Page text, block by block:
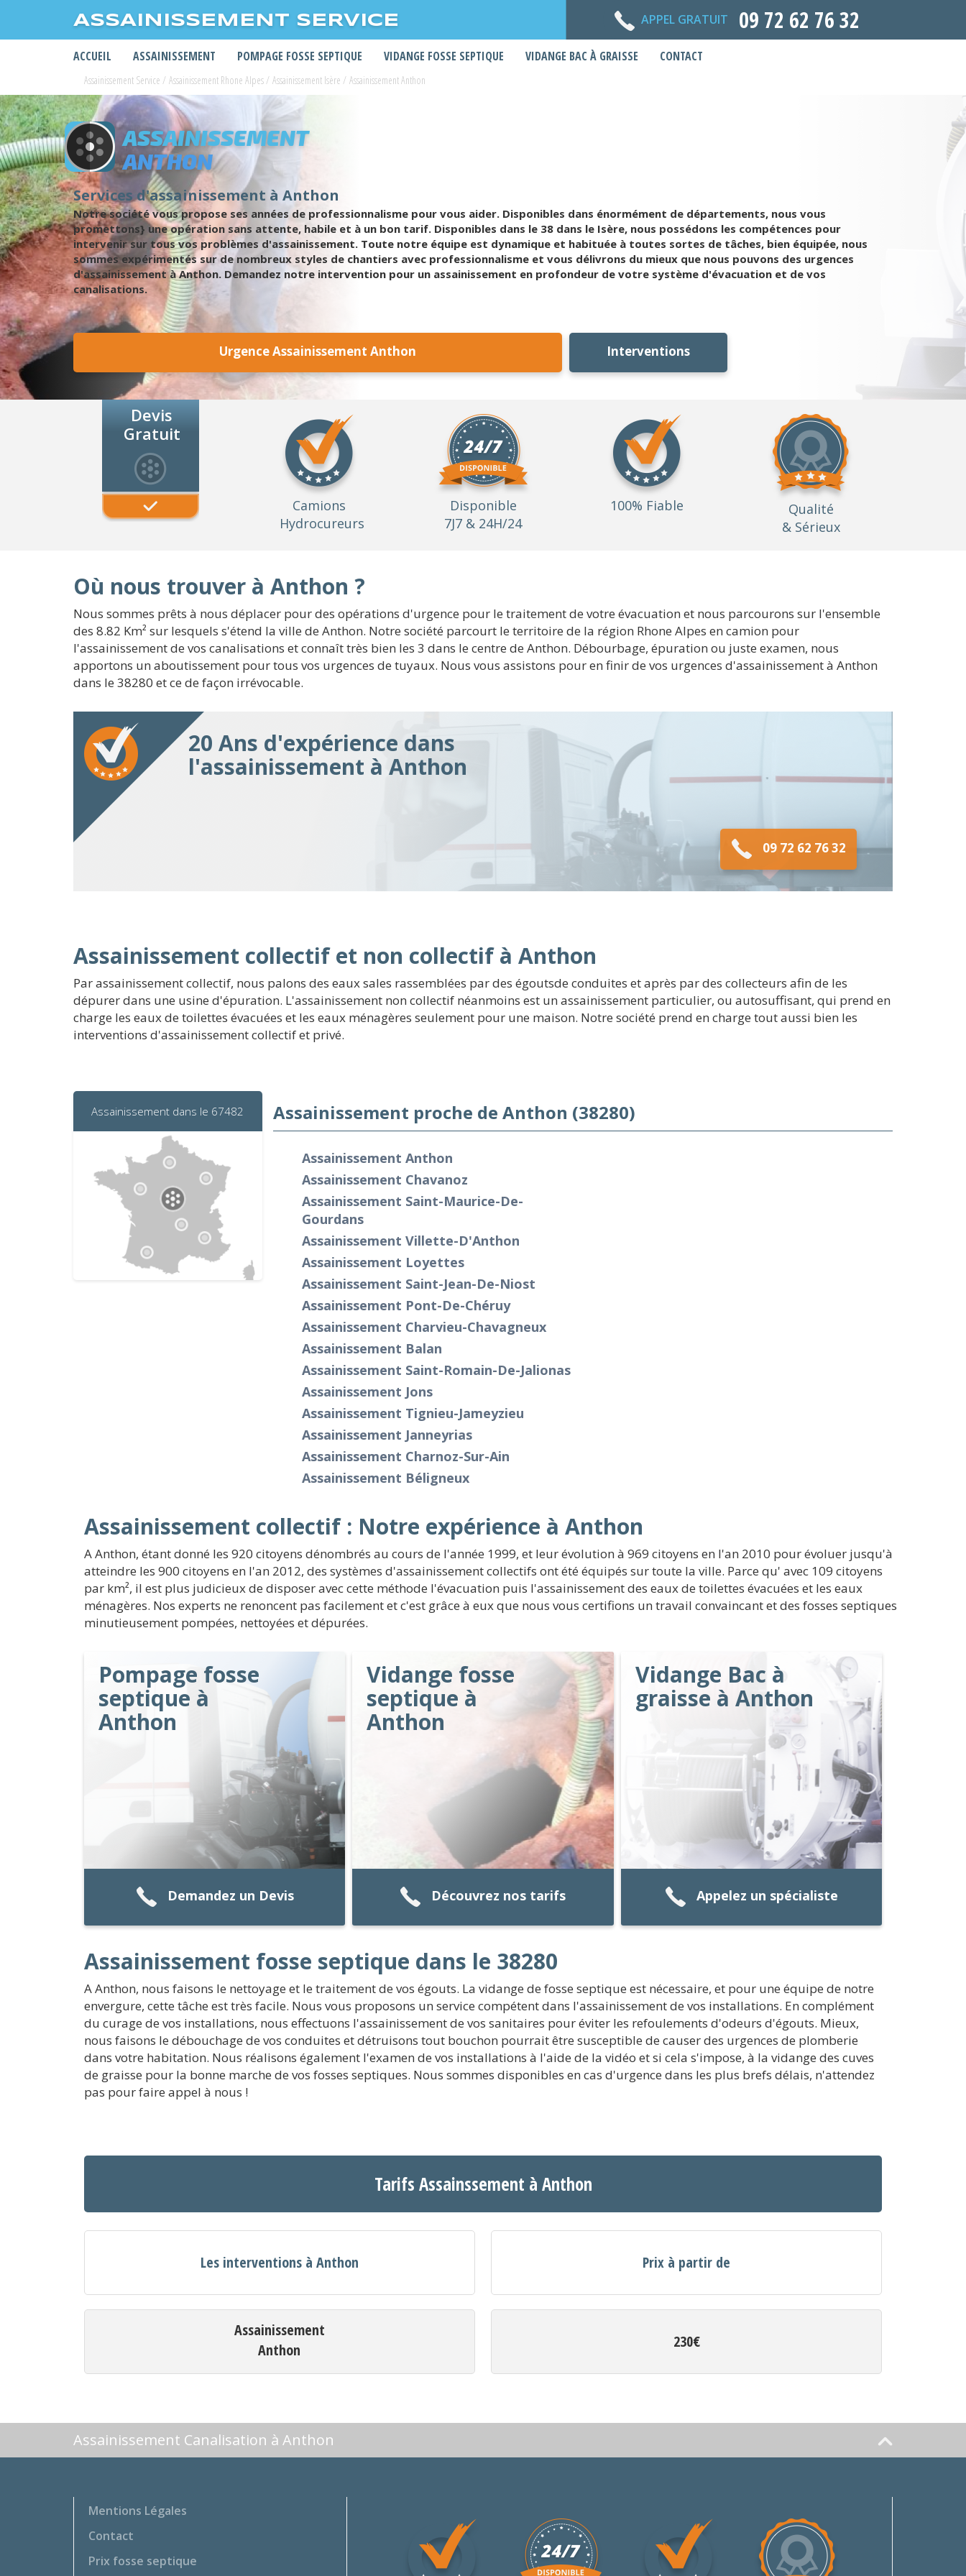
ASSAINISSEMENT SERVICE APPEL GRATUIT 09 72 62 76 32
ACCUEIL ASSAINISSEMENT POMPAGE FOSSE SEPTIQUE VIDANGE FOSSE SEPTIQUE VIDANGE BAC À GRAISSE CONTACT
Assainissement Service / Assainissement Rhone Alpes/ Assainissement Isère / Assainissement Anthon
ASSAINISSEMENT
ANTHON
Services d'assainissement à Anthon
Notre société vous propose ses années de professionnalisme pour vous aider. Disponibles dans énormément de départements, nous vous
promettons} une opération sans attente, habile et à un bon tarif. Disponibles dans le 38 dans le Isère, nous possédons les compétences pour
intervenir sur tous vos problèmes d'assainissement. Toute notre équipe est dynamique et habituée à toutes sortes de tâches, bien équipée, nous
sommes expérimentés sur de nombreux styles de chantiers avec professionnalisme et vous délivrons du mieux que nous pouvons des urgences
d'assainissement à Anthon. Demandez notre intervention pour un assainissement en profondeur de votre système d'évacuation et de vos
canalisations.
Urgence Assainissement Anthon Interventions
Devis
Gratuit
Camions
Hydrocureurs
Disponible
7J7 & 24H/24
100% Fiable
Qualité
& Sérieux
Où nous trouver à Anthon ?
Nous sommes prêts à nous déplacer pour des opérations d'urgence pour le traitement de votre évacuation et nous parcourons sur l'ensemble
des 8.82 Km² sur lesquels s'étend la ville de Anthon. Notre société parcourt le territoire de la région Rhone Alpes en camion pour
l'assainissement de vos canalisations et connaît très bien les 3 dans le centre de Anthon. Débourbage, épuration ou juste examen, nous
apportons un aboutissement pour tous vos urgences de tuyaux. Nous vous assistons pour en finir de vos urgences d'assainissement à Anthon
dans le 38280 et ce de façon irrévocable.
20 Ans d'expérience dans
l'assainissement à Anthon
09 72 62 76 32
Assainissement collectif et non collectif à Anthon
Par assainissement collectif, nous palons des eaux sales rassemblées par des égoutsde conduites et après par des collecteurs afin de les
dépurer dans une usine d'épuration. L'assainissement non collectif néanmoins est un assainissement particulier, ou autosuffisant, qui prend en
charge les eaux de toilettes évacuées et les eaux ménagères seulement pour une maison. Notre société prend en charge tout aussi bien les
interventions d'assainissement collectif et privé.
Assainissement dans le 67482 Assainissement proche de Anthon (38280)
Assainissement Anthon
Assainissement Chavanoz
Assainissement Saint-Maurice-De-
Gourdans
Assainissement Villette-D'Anthon
Assainissement Loyettes
Assainissement Saint-Jean-De-Niost
Assainissement Pont-De-Chéruy
Assainissement Charvieu-Chavagneux
Assainissement Balan
Assainissement Saint-Romain-De-Jalionas
Assainissement Jons
Assainissement Tignieu-Jameyzieu
Assainissement Janneyrias
Assainissement Charnoz-Sur-Ain
Assainissement Béligneux
Assainissement collectif : Notre expérience à Anthon
A Anthon, étant donné les 920 citoyens dénombrés au cours de l'année 1999, et leur évolution à 969 citoyens en l'an 2010 pour évoluer jusqu'à
atteindre les 900 citoyens en l'an 2012, des systèmes d'assainissement collectifs ont été équipés sur toute la ville. Parce qu' avec 109 citoyens
par km², il est plus judicieux de disposer avec cette méthode l'évacuation puis l'assainissement des eaux de toilettes évacuées et les eaux
ménagères. Nos experts ne renoncent pas facilement et c'est grâce à eux que nous vous certifions un travail convaincant et des fosses septiques
minutieusement pompées, nettoyées et dépurées.
Pompage fosse
septique à
Anthon
Demandez un Devis
Vidange fosse
septique à
Anthon
Découvrez nos tarifs
Vidange Bac à
graisse à Anthon
Appelez un spécialiste
Assainissement fosse septique dans le 38280
A Anthon, nous faisons le nettoyage et le traitement de vos égouts. La vidange de fosse septique est nécessaire, et pour une équipe de notre
envergure, cette tâche est très facile. Nous vous proposons un service compétent dans l'assainissement de vos installations. En complément
du curage de vos installations, nous effectuons l'assainissement de vos sanitaires pour éviter les refoulements d'odeurs d'égouts. Mieux,
nous faisons le débouchage de vos conduites et détruisons tout bouchon pourrait être susceptible de causer des urgences de plomberie
dans votre habitation. Nous réalisons également l'examen de vos installations à l'aide de la vidéo et si cela s'impose, à la vidange des cuves
de graisse pour la bonne marche de vos fosses septiques. Nous sommes disponibles en cas d'urgence dans les plus brefs délais, n'attendez
pas pour faire appel à nous !
Tarifs Assainssement à Anthon
Les interventions à Anthon Prix à partir de
Assainissement
Anthon
230€
Assainissement Canalisation à Anthon
Mentions Légales
Contact
Prix fosse septique